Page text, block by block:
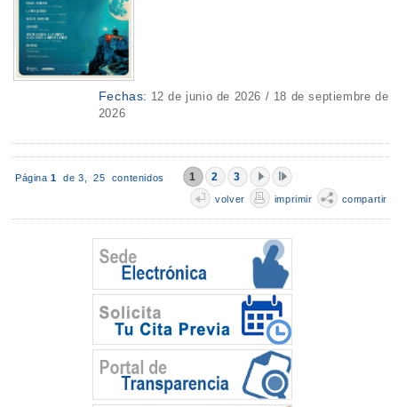
Fechas: 12 de junio de 2026 / 18 de septiembre de
2026
Página 1 de 3,25 contenidos 1 2 3
volver imprimir compartir